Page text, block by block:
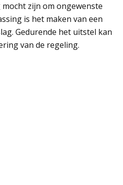
zijn om ongewenste
is het maken van een
Gedurende het uitstel kan
van de regeling.